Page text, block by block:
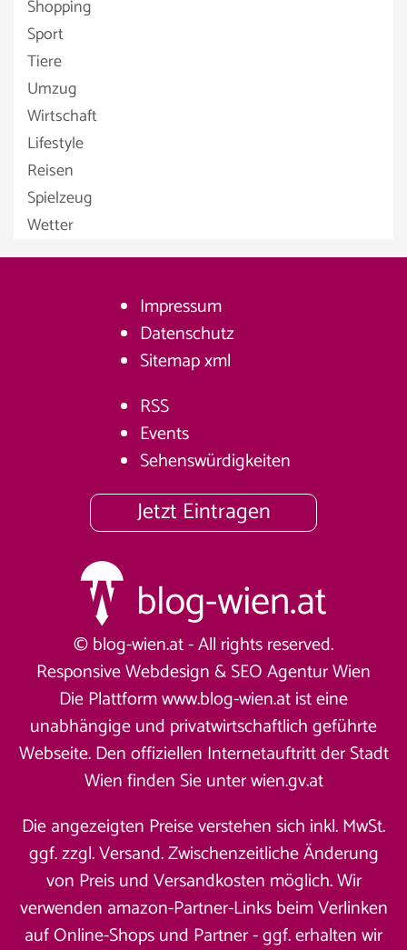
Shopping
Sport
Tiere
Umzug
Wirtschaft
Lifestyle
Reisen
Spielzeug
Wetter
Impressum
Datenschutz
Sitemapxml
RSS
Events
Sehenswürdigkeiten
Jetzt Eintragen
© blog-wien.at - All rights reserved.
Responsive Webdesign &SEO Agentur Wien
Die Plattform www.blog-wien.at ist eine
unabhängige und privatwirtschaftlich geführte
Webseite. Den offiziellen Internetauftritt der Stadt
Wien finden Sie unterwien.gv.at
Die angezeigten Preise verstehen sich inkl. MwSt.
ggf. zzgl. Versand. Zwischenzeitliche Änderung
von Preis und Versandkosten möglich. Wir
verwenden amazon-Partner-Links beim Verlinken
auf Online-Shops und Partner - ggf. erhalten wir